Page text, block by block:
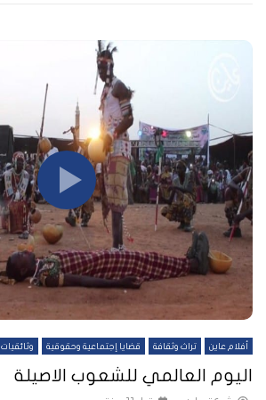
أفلام عاين تراث وثقافة قضايا إجتماعية وحقوقية وثائقيات
اليوم العالمي للشعوب الاصيلة